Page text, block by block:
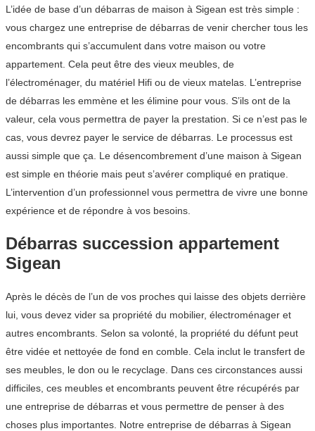
L’idée de base d’un débarras de maison à Sigean est très simple :
vous chargez une entreprise de débarras de venir chercher tous les
encombrants qui s’accumulent dans votre maison ou votre
appartement. Cela peut être des vieux meubles, de
l’électroménager, du matériel Hifi ou de vieux matelas. L’entreprise
de débarras les emmène et les élimine pour vous. S’ils ont de la
valeur, cela vous permettra de payer la prestation. Si ce n’est pas le
cas, vous devrez payer le service de débarras. Le processus est
aussi simple que ça. Le désencombrement d’une maison à Sigean
est simple en théorie mais peut s’avérer compliqué en pratique.
L’intervention d’un professionnel vous permettra de vivre une bonne
expérience et de répondre à vos besoins.
Débarras succession appartement
Sigean
Après le décès de l’un de vos proches qui laisse des objets derrière
lui, vous devez vider sa propriété du mobilier, électroménager et
autres encombrants. Selon sa volonté, la propriété du défunt peut
être vidée et nettoyée de fond en comble. Cela inclut le transfert de
ses meubles, le don ou le recyclage. Dans ces circonstances aussi
difficiles, ces meubles et encombrants peuvent être récupérés par
une entreprise de débarras et vous permettre de penser à des
choses plus importantes. Notre entreprise de débarras à Sigean